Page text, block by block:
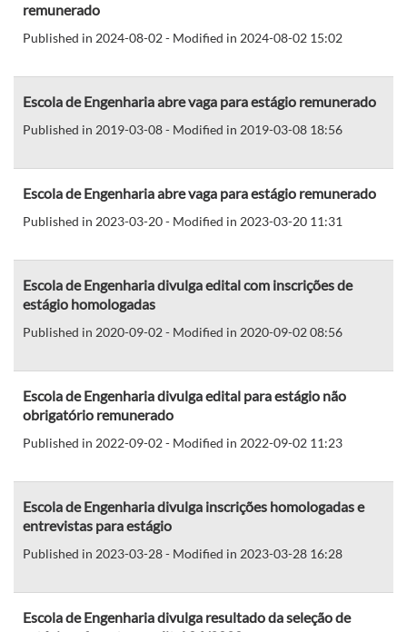
remunerado
Published in 2024-08-02 - Modified in 2024-08-02 15:02
Escola de Engenharia abre vaga para estágio remunerado
Published in 2019-03-08 - Modified in 2019-03-08 18:56
Escola de Engenharia abre vaga para estágio remunerado
Published in 2023-03-20 - Modified in 2023-03-20 11:31
Escola de Engenharia divulga edital com inscrições de
estágio homologadas
Published in 2020-09-02 - Modified in 2020-09-02 08:56
Escola de Engenharia divulga edital para estágio não
obrigatório remunerado
Published in 2022-09-02 - Modified in 2022-09-02 11:23
Escola de Engenharia divulga inscrições homologadas e
entrevistas para estágio
Published in 2023-03-28 - Modified in 2023-03-28 16:28
Escola de Engenharia divulga resultado da seleção de